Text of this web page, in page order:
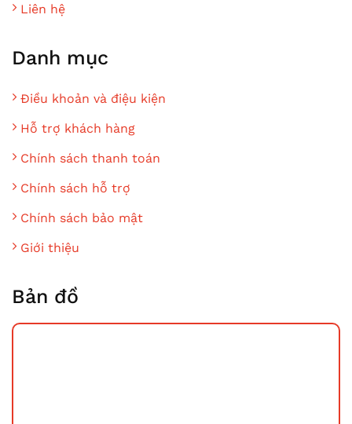
Liên hệ
Danh mục
Điều khoản và điệu kiện
Hỗ trợ khách hàng
Chính sách thanh toán
Chính sách hỗ trợ
Chính sách bảo mật
Giới thiệu
Bản đồ